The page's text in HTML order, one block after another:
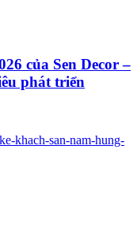
của Sen Decor –
phát triển